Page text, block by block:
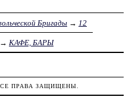
Бригады → 12
КАФЕ, БАРЫ
ПРАВА ЗАЩИЩЕНЫ.